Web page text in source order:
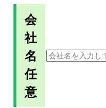
会
社
名
任
意